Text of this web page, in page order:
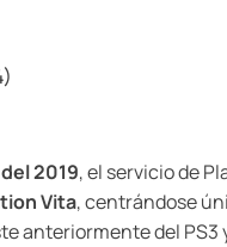
2019, el servicio de
Vita, centrándose
anteriormente del